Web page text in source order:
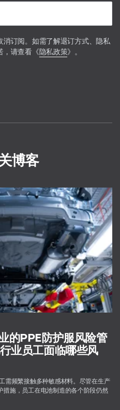
订阅。如需了解退订方式、隐私
，请查看《隐私政策》。
博客
的PPE防护服风险管
业员工面临哪些风
需频繁接触多种敏感材料。尽管在生产
施，员工在电池制造的各个阶段仍然